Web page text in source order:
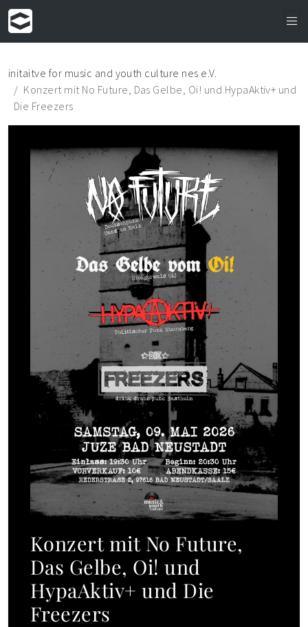
initaitve for music and youth culture nes e.V.
Konzert mit No Future, Das Gelbe, Oi! und HypaAktiv+ und
Die Freezers
Konzert mit No Future,
Das Gelbe, Oi! und
HypaAktiv+ und Die
Freezers